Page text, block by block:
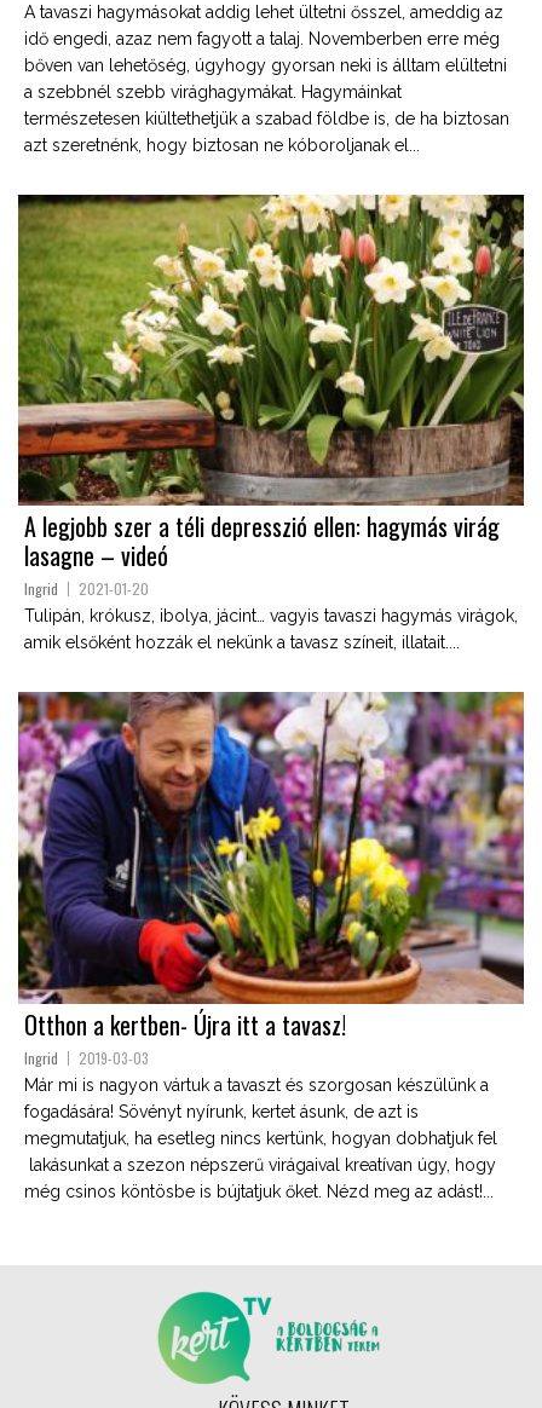
A tavaszi hagymásokat addig lehet ültetni ősszel, ameddig az
idő engedi, azaz nem fagyott a talaj. Novemberben erre még
bőven van lehetőség, úgyhogy gyorsan neki is álltam elültetni
a szebbnél szebb virághagymákat. Hagymáinkat
természetesen kiültethetjük a szabad földbe is, de ha biztosan
azt szeretnénk, hogy biztosan ne kóboroljanak el...
A legjobb szer a téli depresszió ellen: hagymás virág
lasagne – videó
Ingrid 2021-01-20
Tulipán, krókusz, ibolya, jácint… vagyis tavaszi hagymás virágok,
amik elsőként hozzák el nekünk a tavasz színeit, illatait....
Otthon a kertben- Újra itt a tavasz!
Ingrid 2019-03-03
Már mi is nagyon vártuk a tavaszt és szorgosan készülünk a
fogadására! Sövényt nyírunk, kertet ásunk, de azt is
megmutatjuk, ha esetleg nincs kertünk, hogyan dobhatjuk fel
lakásunkat a szezon népszerű virágaival kreatívan úgy, hogy
még csinos köntösbe is bújtatjuk őket. Nézd meg az adást!...